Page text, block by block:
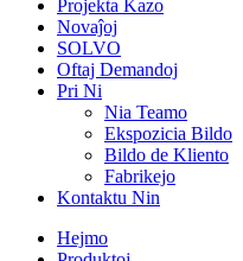
Projekta Kazo
Novaĵoj
SOLVO
Oftaj Demandoj
Pri Ni
Nia Teamo
Ekspozicia Bildo
Bildo de Kliento
Fabrikejo
Kontaktu Nin
Hejmo